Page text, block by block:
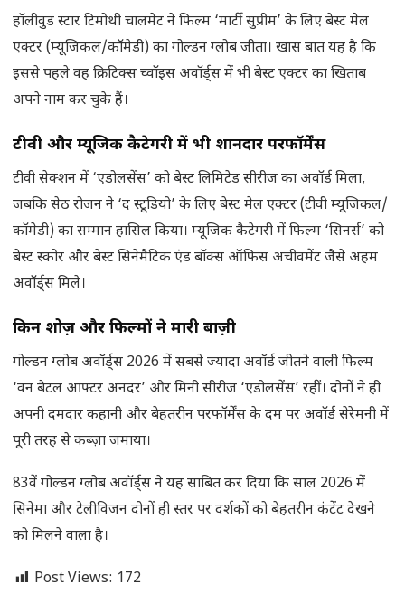
हॉलीवुड स्टार टिमोथी चालमेट ने फिल्म ‘मार्टी सुप्रीम’ के लिए बेस्ट मेल
एक्टर (म्यूजिकल/कॉमेडी) का गोल्डन ग्लोब जीता। खास बात यह है कि
इससे पहले वह क्रिटिक्स च्वॉइस अवॉर्ड्स में भी बेस्ट एक्टर का खिताब
अपने नाम कर चुके हैं।
टीवी और म्यूजिक कैटेगरी में भी शानदार परफॉर्मेंस
टीवी सेक्शन में ‘एडोलसेंस’ को बेस्ट लिमिटेड सीरीज का अवॉर्ड मिला,
जबकि सेठ रोजन ने ‘द स्टूडियो’ के लिए बेस्ट मेल एक्टर (टीवी म्यूजिकल/
कॉमेडी) का सम्मान हासिल किया। म्यूजिक कैटेगरी में फिल्म ‘सिनर्स’ को
बेस्ट स्कोर और बेस्ट सिनेमैटिक एंड बॉक्स ऑफिस अचीवमेंट जैसे अहम
अवॉर्ड्स मिले।
किन शोज़ और फिल्मों ने मारी बाज़ी
गोल्डन ग्लोब अवॉर्ड्स 2026 में सबसे ज्यादा अवॉर्ड जीतने वाली फिल्म
‘वन बैटल आफ्टर अनदर’ और मिनी सीरीज ‘एडोलसेंस’ रहीं। दोनों ने ही
अपनी दमदार कहानी और बेहतरीन परफॉर्मेंस के दम पर अवॉर्ड सेरेमनी में
पूरी तरह से कब्ज़ा जमाया।
83वें गोल्डन ग्लोब अवॉर्ड्स ने यह साबित कर दिया कि साल 2026 में
सिनेमा और टेलीविजन दोनों ही स्तर पर दर्शकों को बेहतरीन कंटेंट देखने
को मिलने वाला है।
Post Views: 172